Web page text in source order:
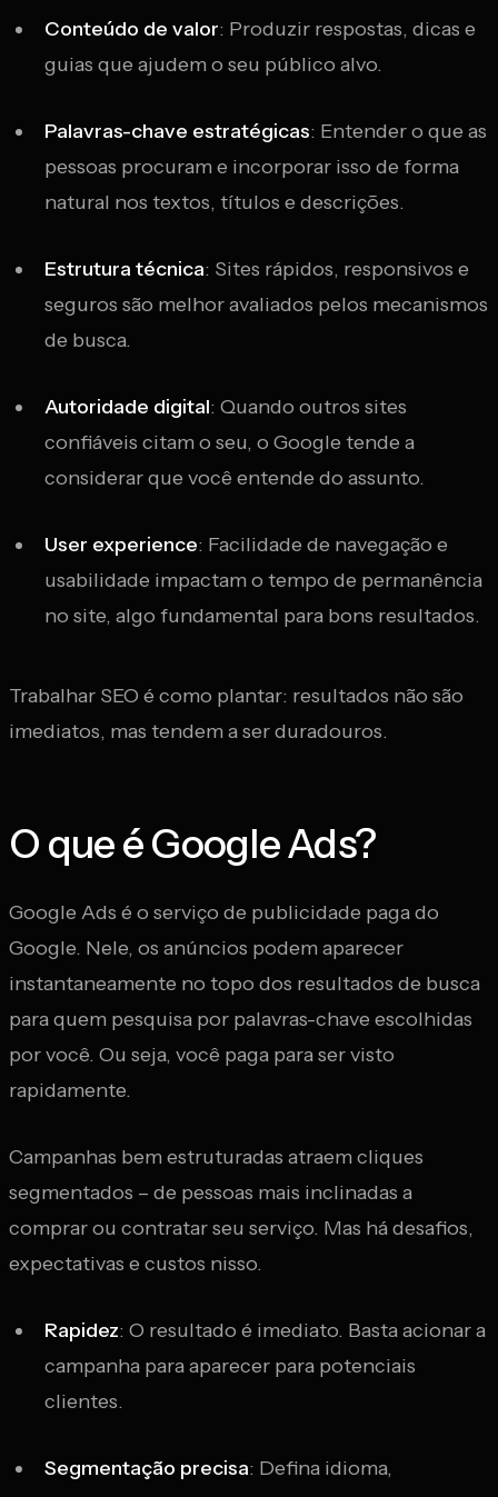
Conteúdo de valor: Produzir respostas, dicas e
guias que ajudem o seu público alvo.
Palavras-chave estratégicas: Entender o que as
pessoas procuram e incorporar isso de forma
natural nos textos, títulos e descrições.
Estrutura técnica: Sites rápidos, responsivos e
seguros são melhor avaliados pelos mecanismos
de busca.
Autoridade digital: Quando outros sites
confiáveis citam o seu, o Google tende a
considerar que você entende do assunto.
User experience: Facilidade de navegação e
usabilidade impactam o tempo de permanência
no site, algo fundamental para bons resultados.
Trabalhar SEO é como plantar: resultados não são
imediatos, mas tendem a ser duradouros.
O que é Google Ads?
Google Ads é o serviço de publicidade paga do
Google. Nele, os anúncios podem aparecer
instantaneamente no topo dos resultados de busca
para quem pesquisa por palavras-chave escolhidas
por você. Ou seja, você paga para ser visto
rapidamente.
Campanhas bem estruturadas atraem cliques
segmentados – de pessoas mais inclinadas a
comprar ou contratar seu serviço. Mas há desafios,
expectativas e custos nisso.
Rapidez: O resultado é imediato. Basta acionar a
campanha para aparecer para potenciais
clientes.
Segmentação precisa: Defina idioma,